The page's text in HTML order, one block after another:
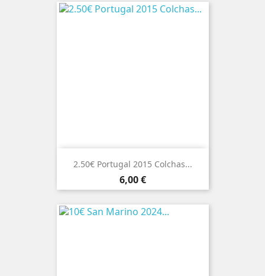
2.50€ Portugal 2015 Colchas...
Preço
6,00 €